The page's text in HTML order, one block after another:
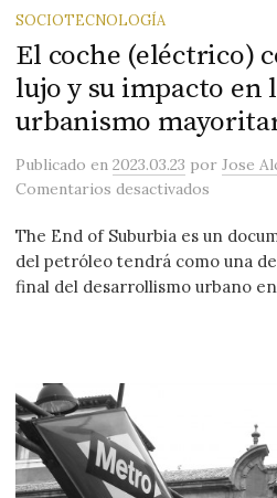
SOCIOTECNOLOGÍA
El coche (eléctrico)
lujo y su impacto en
urbanismo
Publicadoen2023.03.23 porJose
Comentarios desactivados
The End of Suburbia es un
del petróleo tendrá como una
final del desarrollismo urbano